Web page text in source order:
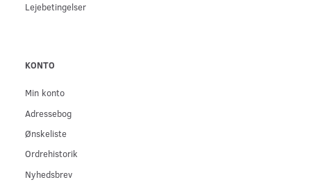
Lejebetingelser
KONTO
Min konto
Adressebog
Ønskeliste
Ordrehistorik
Nyhedsbrev